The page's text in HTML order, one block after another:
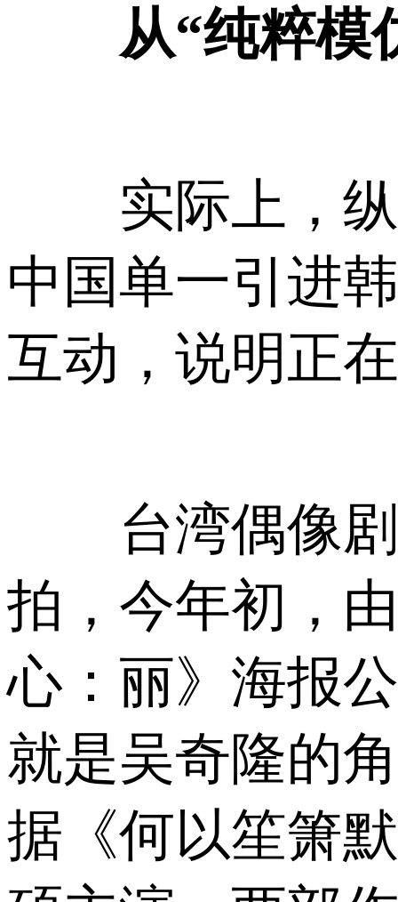
从“纯粹模仿
实际上，纵
中国单一引进
互动，说明正
台湾偶像剧
拍，今年初，
心：丽》海报
就是吴奇隆的
据《何以笙箫